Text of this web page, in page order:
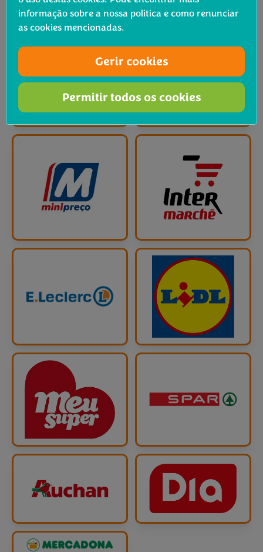
informação sobre a nossa política e como renunciar
as cookies mencionadas.
Gerir cookies
Permitir todos os cookies